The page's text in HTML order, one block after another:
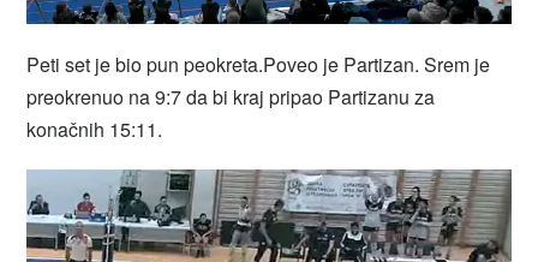
Peti set je bio pun peokreta.Poveo je Partizan. Srem je
preokrenuo na 9:7 da bi kraj pripao Partizanu za
konačnih 15:11.